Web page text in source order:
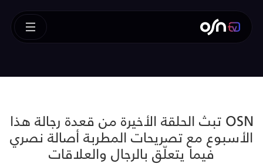
OSN تبث الحلقة الأخيرة من قعدة رجالة هذا
الأسبوع مع تصريحات المطربة أصالة نصري
فيما يتعلّق بالرجال والعلاقات